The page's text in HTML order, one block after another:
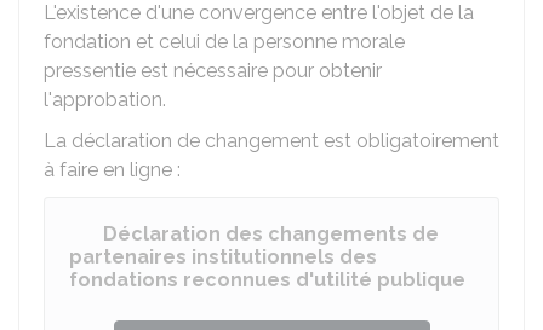
L'existence d'une convergence entre l'objet de la
fondation et celui de la personne morale
pressentie est nécessaire pour obtenir
l'approbation.
La déclaration de changement est obligatoirement
à faire en ligne :
Déclaration des changements de
partenaires institutionnels des
fondations reconnues d'utilité publique